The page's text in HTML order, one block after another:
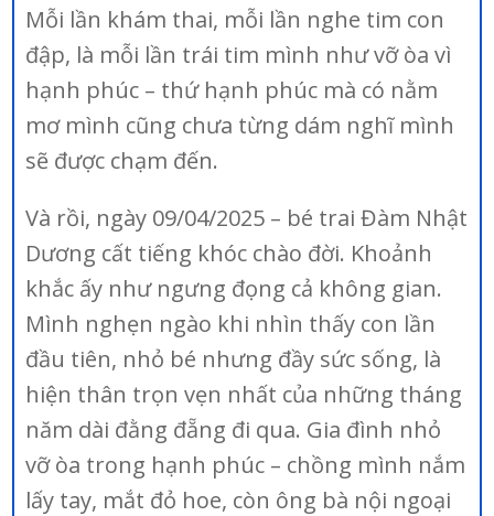
Mỗi lần khám thai, mỗi lần nghe tim con
đập, là mỗi lần trái tim mình như vỡ òa vì
hạnh phúc – thứ hạnh phúc mà có nằm
mơ mình cũng chưa từng dám nghĩ mình
sẽ được chạm đến.
Và rồi, ngày 09/04/2025 – bé trai Đàm Nhật
Dương cất tiếng khóc chào đời. Khoảnh
khắc ấy như ngưng đọng cả không gian.
Mình nghẹn ngào khi nhìn thấy con lần
đầu tiên, nhỏ bé nhưng đầy sức sống, là
hiện thân trọn vẹn nhất của những tháng
năm dài đằng đẵng đi qua. Gia đình nhỏ
vỡ òa trong hạnh phúc – chồng mình nắm
lấy tay, mắt đỏ hoe, còn ông bà nội ngoại